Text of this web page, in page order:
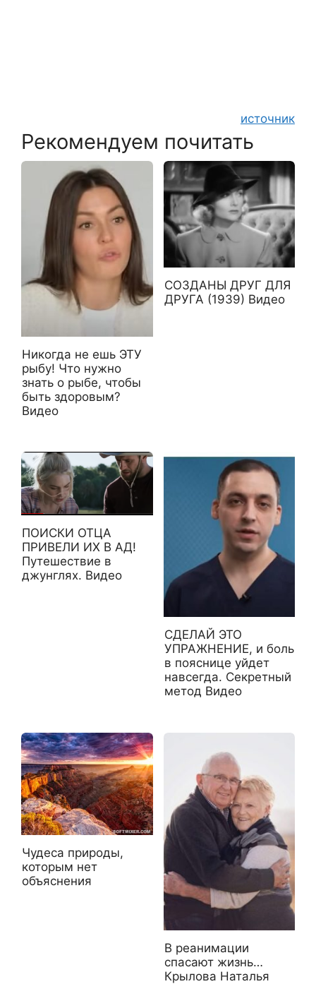
источник
Рекомендуем почитать
Никогда не ешь ЭТУ
рыбу! Что нужно
знать о рыбе, чтобы
быть здоровым?
Видео
СОЗДАНЫ ДРУГ ДЛЯ
ДРУГА (1939) Видео
ПОИСКИ ОТЦА
ПРИВЕЛИ ИХ В АД!
Путешествие в
джунглях. Видео
СДЕЛАЙ ЭТО
УПРАЖНЕНИЕ, и боль
в пояснице уйдет
навсегда. Секретный
метод Видео
Чудеса природы,
которым нет
объяснения
В реанимации
спасают жизнь…
Крылова Наталья